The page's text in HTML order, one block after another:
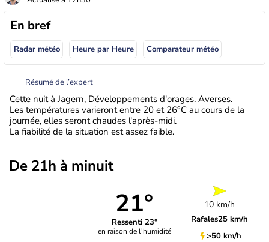
En bref
Radar météo Heure par Heure Comparateur météo
Résumé de l’expert
Cette nuit à Jagern, Développements d'orages. Averses.
Les températures varieront entre 20 et 26°C au cours de la
journée, elles seront chaudes l'après-midi.
La fiabilité de la situation est assez faible.
De 21h à minuit
21°
Ressenti 23°
en raison de l'humidité
10 km/h
Rafales25 km/h
>50 km/h